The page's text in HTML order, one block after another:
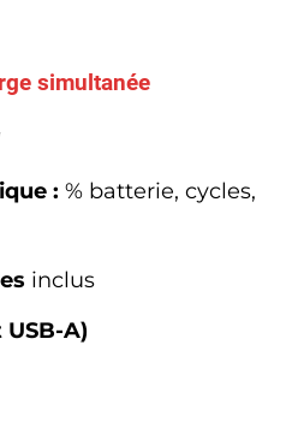
simultanée
: % batterie, cycles,
inclus
A)